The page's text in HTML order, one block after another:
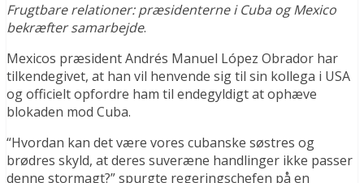
Frugtbare relationer: præsidenterne i Cuba og Mexico
bekræfter samarbejde.
Mexicos præsident Andrés Manuel López Obrador har
tilkendegivet, at han vil henvende sig til sin kollega i USA
og officielt opfordre ham til endegyldigt at ophæve
blokaden mod Cuba.
“Hvordan kan det være vores cubanske søstres og
brødres skyld, at deres suveræne handlinger ikke passer
denne stormagt?” spurgte regeringschefen på en